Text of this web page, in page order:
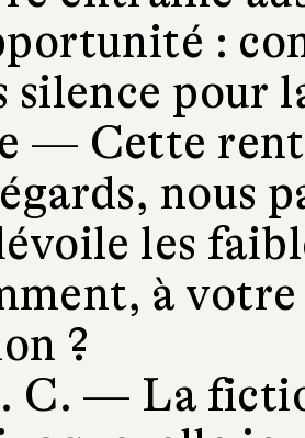
:
silence pour
— Cette
nous
les
à
?
C. — La